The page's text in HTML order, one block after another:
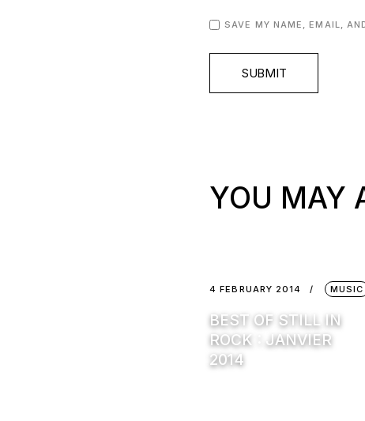
SAVE MY NAME, EMAIL,
SUBMIT
YOU MAY
4 FEBRUARY 2014 MUSIC
BEST OF STILL IN
ROCK : JANVIER
2014